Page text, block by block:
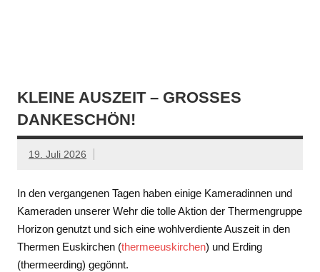
KLEINE AUSZEIT – GROSSES D
ANKESCHÖN!
19. Juli 2026
In den vergangenen Tagen haben einige Kameradinnen und
Kameraden unserer Wehr die tolle Aktion der Thermengruppe
Horizon genutzt und sich eine wohlverdiente Auszeit in den
Thermen Euskirchen (thermeeuskirchen) und Erding
(thermeerding) gegönnt.